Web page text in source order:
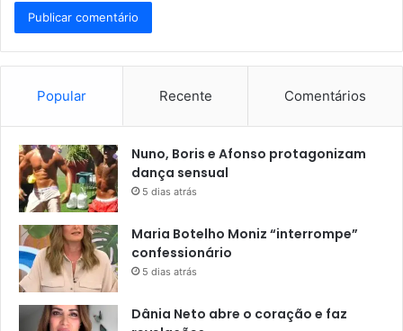
Popular Recente Comentários
Nuno, Boris e Afonso protagonizam
dança sensual
5 dias atrás
Maria Botelho Moniz “interrompe”
confessionário
5 dias atrás
Dânia Neto abre o coração e faz